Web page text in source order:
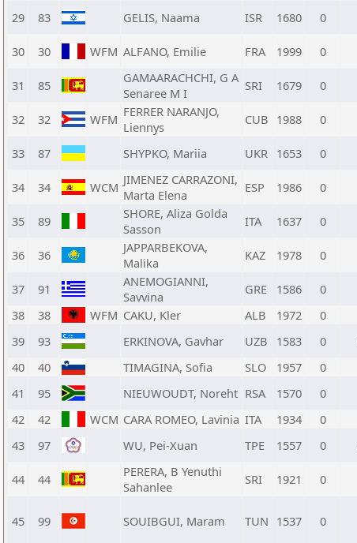
29 83 GELIS, Naama ISR 1680 0
30 30 WFM ALFANO, Emilie FRA 1999 0
31 85
GAMAARACHCHI, G A
Senaree M I
SRI 1679 0
32 32 WFM FERRER NARANJO,
Liennys
CUB 1988 0
33 87 SHYPKO, Mariia UKR 1653 0
34 34 WCM JIMENEZ CARRAZONI,
Marta Elena
ESP 1986 0
35 89
SHORE, Aliza Golda
Sasson
ITA 1637 0
36 36
JAPPARBEKOVA,
Malika
KAZ 1978 0
37 91
ANEMOGIANNI,
Savvina
GRE 1586 0
38
38 WFM CAKU, Kler ALB 1972 0
39
93 ERKINOVA, Gavhar UZB 1583 0
40
40 TIMAGINA, Sofia SLO 1957 0
41
95 NIEUWOUDT, Noreht RSA 1570 0
42
42 WCM CARA ROMEO, Lavinia ITA 1934 0
43
97 WU, Pei-Xuan TPE 1557 0
44 44
PERERA, B Yenuthi
Sahanlee
SRI 1921 0
45 99 SOUIBGUI, Maram TUN 1537 0